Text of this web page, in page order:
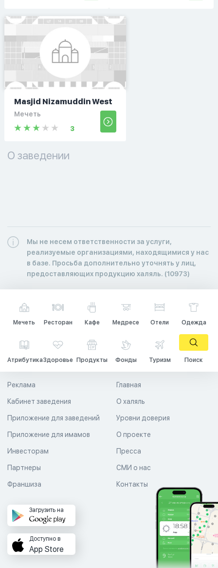
Masjid Nizamuddin West
Мечеть
3
О заведении
Мы не несем ответственности за услуги,
реализуемые организациями, находящимися у нас
в базе. Просьба дополнительно уточнять у лиц,
предоставляющих продукцию халяль. (10973)
Мечеть Ресторан Кафе Медресе Отели Одежда
АтрибутикаЗдоровье Продукты Фонды Туризм Поиск
Главная
О халяль
Уровни доверия
Реклама
Кабинет заведения
Приложение для заведений
Приложение для имамов О проекте
Пресса
СМИ о нас
Контакты
Инвесторам
Партнеры
Франшиза
Загрузить на
Доступно в
App Store